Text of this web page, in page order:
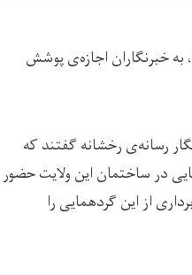
به خبرنگاران اجازه‌ی پوشش
رسانه‌ی رخشانه گفتند که
در ساختمان این ولایت حضور
از این گردهمایی را